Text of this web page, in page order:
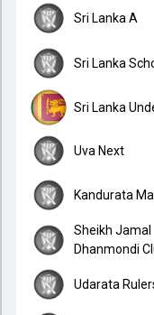
Sri Lanka A
Sri Lanka
Sri Lanka
Uva Next
Kandurata
Sheikh Jamal
Dhanmondi
Udarata